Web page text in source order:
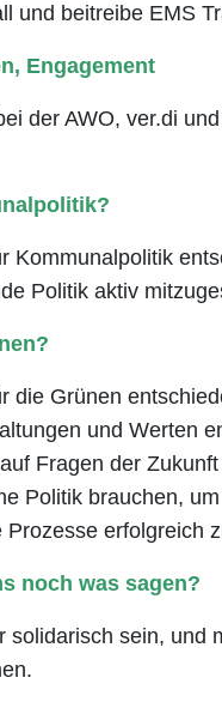
und beitreibe EMS
Engagement
der AWO, ver.di
Kommunalpolitik
Politik aktiv
die Grünen
und Werten
Fragen der
Politik brauchen, um
Prozesse erfolgreich
noch was sagen?
solidarisch sein, und